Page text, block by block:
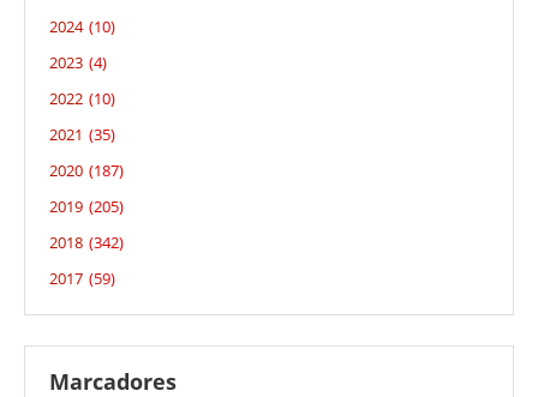
2024 (10)
2023 (4)
2022 (10)
2021 (35)
2020 (187)
2019 (205)
2018 (342)
2017 (59)
Marcadores